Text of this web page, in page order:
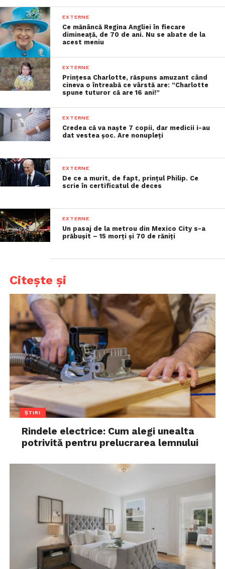
EXTERNE
Ce mănâncă Regina Angliei în fiecare
dimineață, de 70 de ani. Nu se abate de la
acest meniu
EXTERNE
Prințesa Charlotte, răspuns amuzant când
cineva o întreabă ce vârstă are: ”Charlotte
spune tuturor că are 16 ani!”
EXTERNE
Credea că va naște 7 copii, dar medicii i-au
dat vestea șoc. Are nonupleți
EXTERNE
De ce a murit, de fapt, prințul Philip. Ce
scrie în certificatul de deces
EXTERNE
Un pasaj de la metrou din Mexico City s-a
prăbușit – 15 morți și 70 de răniți
Citește și
ȘTIRI
Rindele electrice: Cum alegi unealta
potrivită pentru prelucrarea lemnului